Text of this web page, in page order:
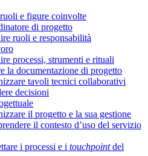
e figure coinvolte
di progetto
ruoli e responsabilità
processi, strumenti e rituali
la documentazione di progetto
tavoli tecnici collaborativi
decisioni
il progetto e la sua gestione
il contesto d’uso del servizio
i processi e i touchpointdel